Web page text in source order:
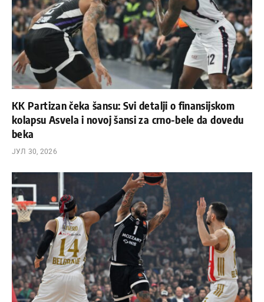
KK Partizan čeka šansu: Svi detalji o finansijskom
kolapsu Asvela i novoj šansi za crno-bele da dovedu
beka
ЈУЛ 30, 2026